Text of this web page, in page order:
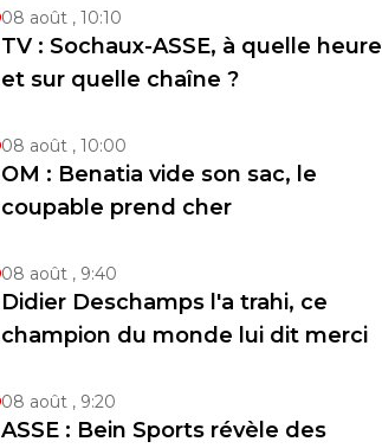
08 août , 10:10
TV : Sochaux-ASSE, à quelle heure
et sur quelle chaîne ?
08 août , 10:00
OM : Benatia vide son sac, le
coupable prend cher
08 août , 9:40
Didier Deschamps l'a trahi, ce
champion du monde lui dit merci
08 août , 9:20
ASSE : Bein Sports révèle des